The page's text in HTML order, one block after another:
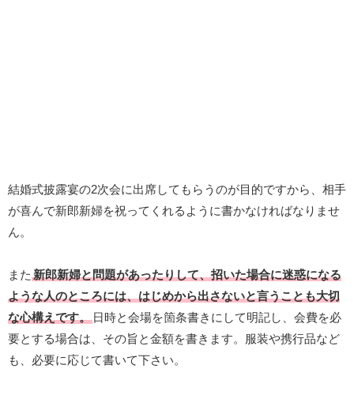
結婚式披露宴の2次会に出席してもらうのが目的ですから、相手
が喜んで新郎新婦を祝ってくれるように書かなければなりませ
ん。
また 新郎新婦と問題があったりして、招いた場合に迷惑になる
ような人のところには、はじめから出さないと言うことも大切
な心構えです。日時と会場を箇条書きにして明記し、会費を必
要とする場合は、その旨と金額を書きます。服装や携行品など
も、必要に応じて書いて下さい。